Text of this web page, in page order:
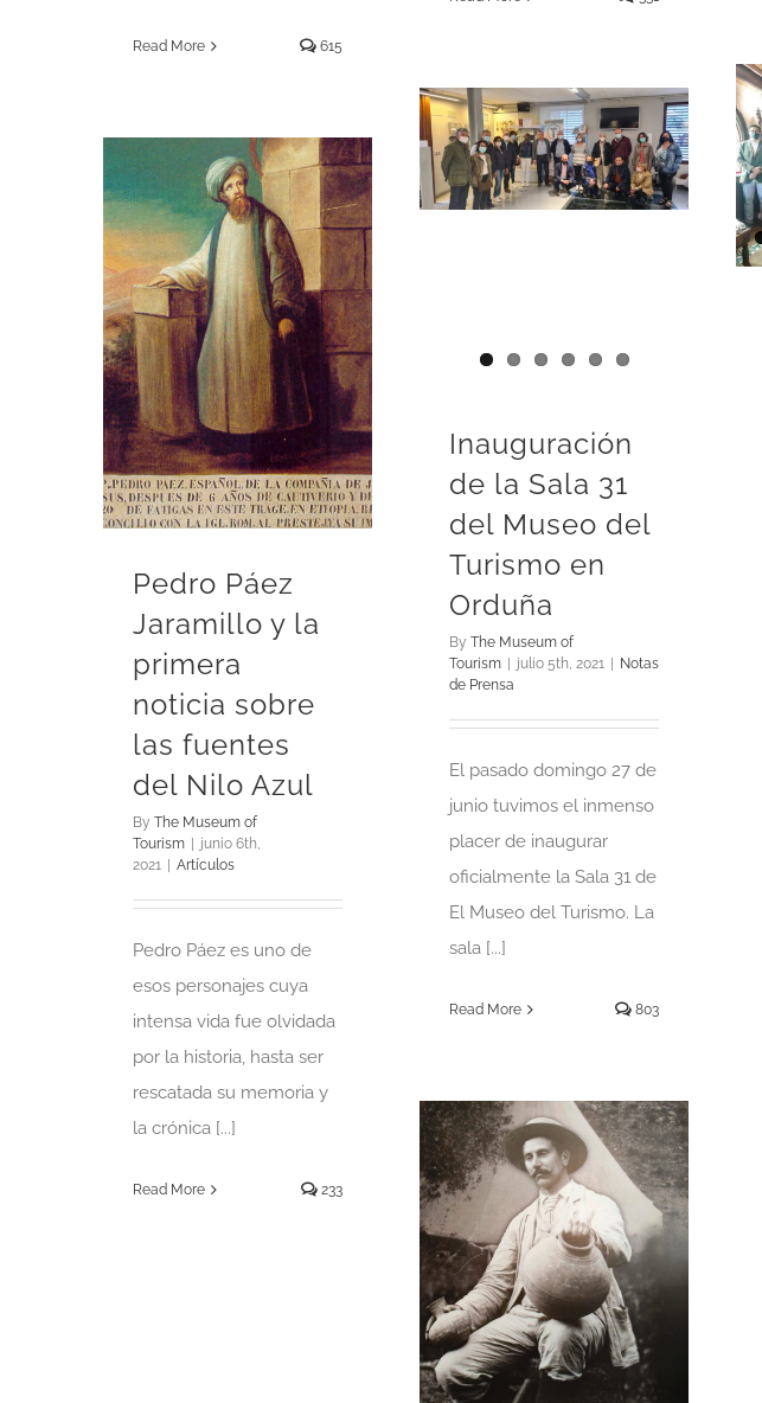
Read More 615
Inauguración de la
Sala 31 del Museo del
Turismo en Orduña
Inauguración
de la Sala 31
del Museo del
Turismo en
Orduña
By The Museum of
Tourism
julio 5th, 2021
Notas
de Prensa
El pasado domingo 27 de
junio tuvimos el inmenso
placer de inaugurar
oficialmente la Sala 31 de
El Museo del Turismo. La
sala [...]
Read More 803
Pedro Páez Jaramillo
y la primera noticia
Nilo Azul
Pedro Páez
Jaramillo y la
primera
noticia sobre
las fuentes
del Nilo Azul
By The Museum of
Tourism
junio 6th,
2021
Artículos
Pedro Páez es uno de
esos personajes cuya
intensa vida fue olvidada
por la historia, hasta ser
rescatada su memoria y
la crónica [...]
Read More 233
LA CASA BONSOR
56 DEL MUSEO DEL
TURISMO EN LA
LOCALIDAD DE
MAIRENA DEL